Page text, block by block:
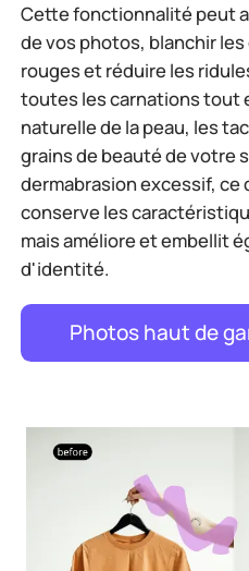
Cette fonctionnalité peut
de vos photos, blanchir
rouges et réduire les
toutes les carnations tout
naturelle de la peau, les
grains de beauté de votre
dermabrasion excessif, ce
conserve les
mais améliore et embellit
d'identité.
Photos haut de